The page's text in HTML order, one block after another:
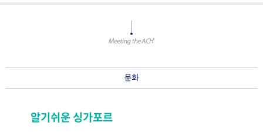
알기쉬운 싱가포르